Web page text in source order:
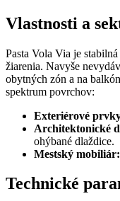
Vlastnosti a
Pasta Vola Via je
žiarenia. Navyše
obytných zón a na
spektrum povrchov:
Exteriérové
Architektonické
ohýbané dlaždice.
Mestský mobiliár:
Technické